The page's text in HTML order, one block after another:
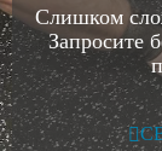
Слишком
Запросите